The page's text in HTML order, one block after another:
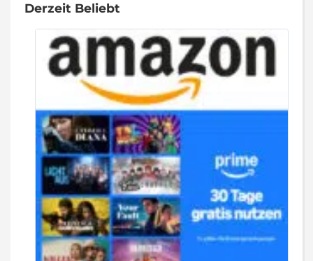
Derzeit Beliebt